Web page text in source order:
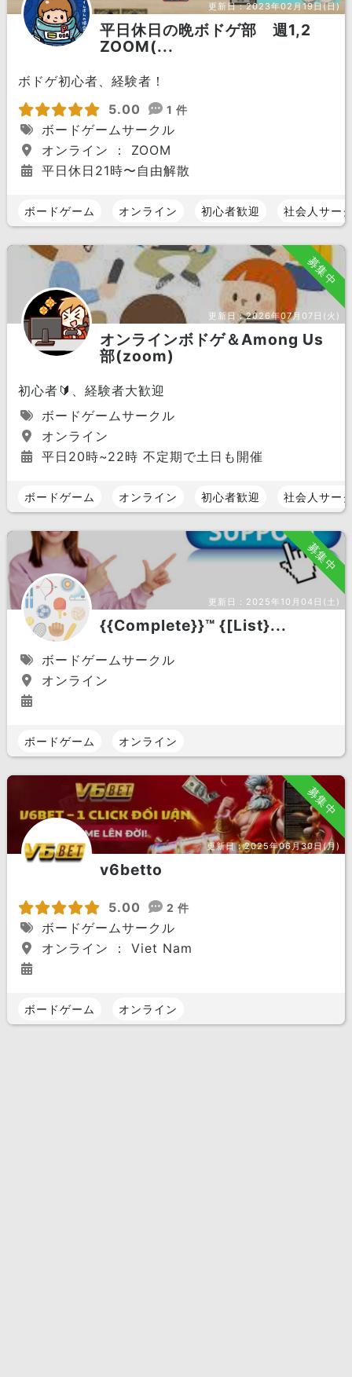
更新日：2023年02月19日(日)
平日休日の晩ボドゲ部 週1,2
ZOOM(...
ボドゲ初心者、経験者！
5.00
1 件
ボードゲームサークル
オンライン ： ZOOM
平日休日21時〜自由解散
ボードゲーム オンライン 初心者歓迎 社会人サー
募集中
更新日：2026年07月07日(火)
オンラインボドゲ＆Among Us
部(zoom)
初心者🔰、経験者大歓迎
ボードゲームサークル
オンライン
平日20時~22時 不定期で土日も開催
ボードゲーム オンライン 初心者歓迎 社会人サー
募集中
更新日： 2025年10月04日(土)
{{Complete}}™ {[List}...
ボードゲームサークル
オンライン
ボードゲーム オンライン
募集中
更新日：2025年06月30日(月)
v6betto
5.00 2 件
ボードゲームサークル
オンライン ： Viet Nam
ボードゲーム オンライン